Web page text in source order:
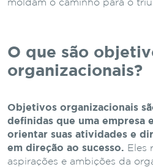
moldam o caminho para o
O que são
organizacionais?
Objetivos organizacionais
definidas que uma empresa
orientar suas atividades e
em direção ao sucesso. Eles
aspirações e ambições da